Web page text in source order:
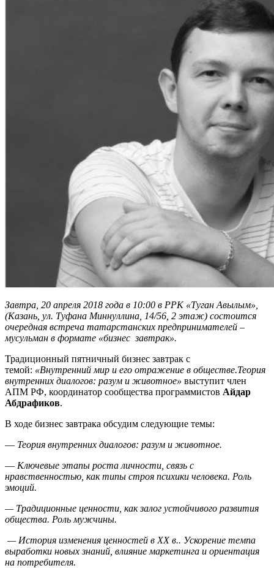
Завтра, 20 апреля 2018 года в 10:00 в РРК «Туган Авылым»,
(Казань, ул. Туфана Миннуллина, 14/56, 2 этаж) состоится
очередная встреча татарстанских предпринимателей –
мусульман в формате «бизнес завтрак».
Традиционный пятничный бизнес завтрак с
темой: «Внутренний мир и его отражение в обществе.Теория
внутренних диалогов: разум и животное» выступит член
АПМ РФ, координатор сообщества программистов Айдар
Абдрафиков.
В ходе бизнес завтрака обсудим следующие темы:
— Теория внутренних диалогов: разум и животное.
— Ключевые этапы роста личности, связь с
нравственностью, как типы строя психики человека. Роль
эмоций.
— Традиционные ценности, как залог устойчивого развития
общества. Роль мужчины.
— История изменения ценностей в XX в.. Ускорение темпа
выработки новых знаний, влияние маркетинга и ориентация
на потребителя.